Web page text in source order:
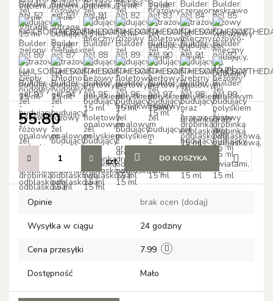
55.80
szt. DO KOSZYKA
Do
Opinie brak ocen (dodaj)
Wysyłka w ciągu 24 godziny
Cena przesyłki 7.99
Dostępność Mało